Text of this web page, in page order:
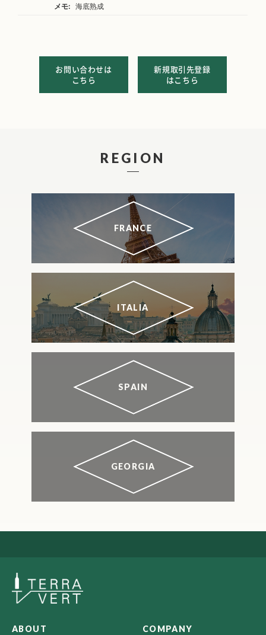
メモ:
海底熟成
お問い合わせは
こちら
新規取引先登録
はこちら
REGION
FRANCE
ITALIA
SPAIN
GEORGIA
ABOUT COMPANY